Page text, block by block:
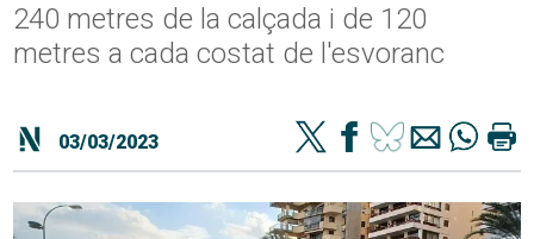
240 metres de la calçada i de 120
metres a cada costat de l'esvoranc
03/03/2023